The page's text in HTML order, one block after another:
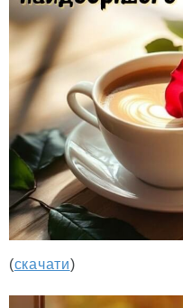
(скачати)